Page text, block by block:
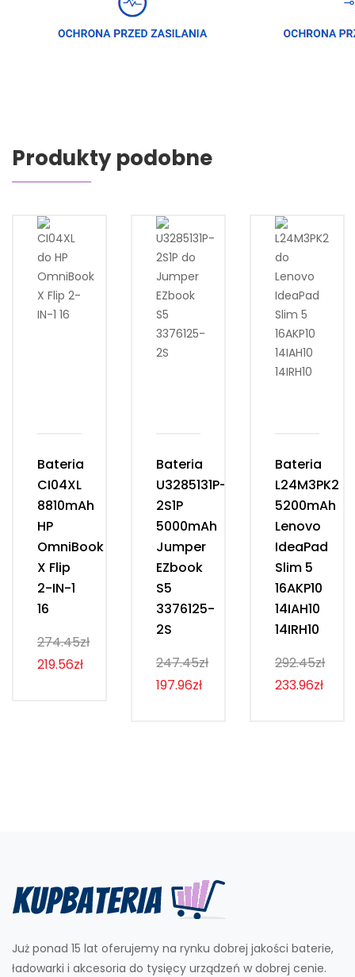
Produkty podobne
Bateria
CI04XL
8810mAh
HP
OmniBook
X Flip
2-IN-1
16
274.45zł
219.56zł
Bateria
U3285131P-
2S1P
5000mAh
Jumper
EZbook
S5
3376125-
2S
247.45zł
197.96zł
Bateria
L24M3PK2
5200mAh
Lenovo
IdeaPad
Slim 5
16AKP10
14IAH10
14IRH10
292.45zł
233.96zł
Już ponad 15 lat oferujemy na rynku dobrej jakości baterie,
ładowarki i akcesoria do tysięcy urządzeń w dobrej cenie.